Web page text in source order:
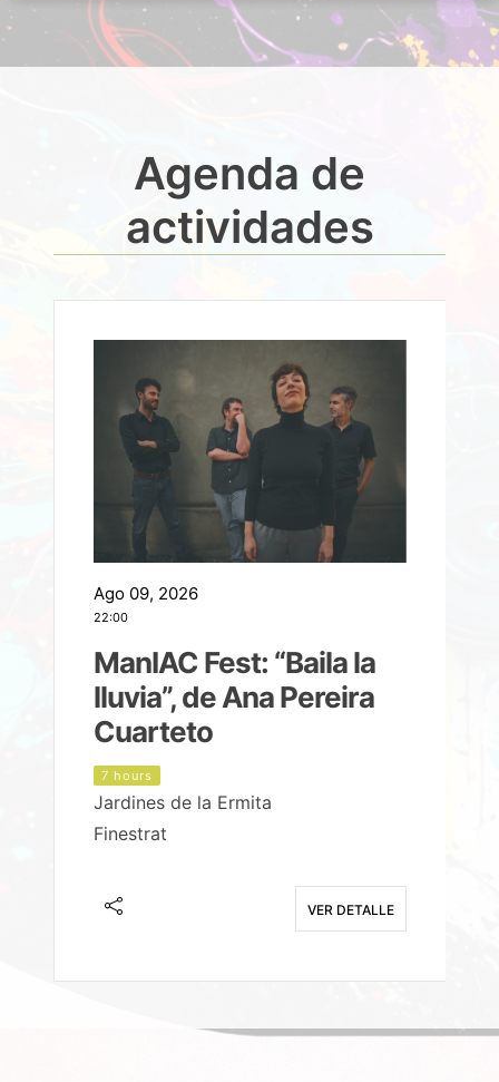
Agenda de
actividades
Ago 09, 2026
22:00
ManIAC Fest: “Baila la
lluvia”, de Ana Pereira
Cuarteto
7 hours
Jardines de la Ermita
Finestrat
VER DETALLE